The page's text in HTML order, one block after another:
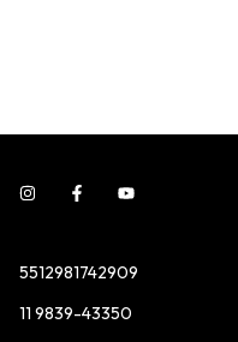
5512981742909
11 9839-43350